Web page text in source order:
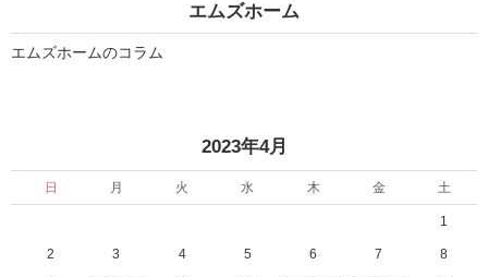
エムズホーム
エムズホームのコラム
2023年4月
日 月 火 水 木 金 土
1
2 3 4 5 6 7 8